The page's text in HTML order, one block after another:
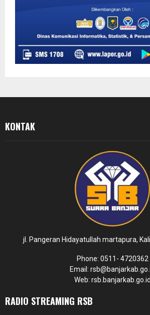
KONTAK
jl. Pangeran Hidayatullah martapura,
Phone: 0511- 4720362
Email:
Web: rsb.banjarkab.go.id
RADIO STREAMING RSB